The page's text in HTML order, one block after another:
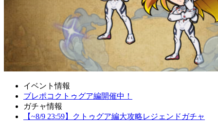
イベント情報
ブレポコクトゥグア編開催中！
ガチャ情報
【~8/9 23:59】クトゥグア編大攻略レジェンドガチャ